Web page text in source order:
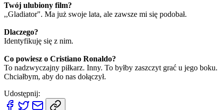
Twój ulubiony film?
,,Gladiator". Ma już swoje lata, ale zawsze mi się podobał.
Dlaczego?
Identyfikuję się z nim.
Co powiesz o Cristiano Ronaldo?
To nadzwyczajny piłkarz. Inny. To byłby zaszczyt grać u jego boku.
Chciałbym, aby do nas dołączył.
Udostępnij: